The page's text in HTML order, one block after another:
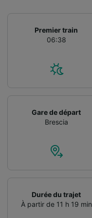
Premier train
06:38
Gare de départ
Brescia
Durée du trajet
À partir de 11 h 19 min